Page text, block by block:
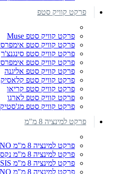
פרקט קוויק סטפ
פרקט קוויק סטפ Muse
פרקט קוויק סטפ
פרקט קוויק סטפ סינגנצ'ר
פרקט קוויק סטפ
פרקט קוויק סטפ אליגנה
פרקט קוויק סטפ קלאסיק
פרקט קוויק סטפ קריאו
פרקט קוויק סטפ לארגו
פרקט קוויק סטפ מג'סטיק
פרקט למינציה 8 מ"מ
פרקט למינציה 8 מ"מ SWISS KRONO
פרקט למינציה 8 מ"מ נקסט סטפ
פרקט למינציה 8 מ"מ GENESIS
פרקט למינציה 8 מ"מ SWISS KRONO רחב